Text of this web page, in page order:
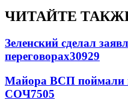
ЧИТАЙТЕ
Зеленский сделал
переговорах30929
Майора ВСП поймали
СОЧ7505